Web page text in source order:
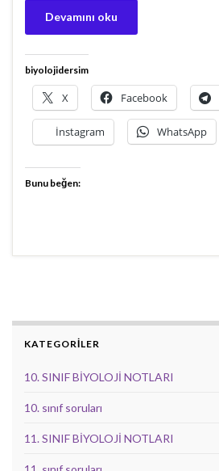
Devamını oku
biyolojidersim
X Facebook
İnstagram WhatsApp
Bunu beğen:
KATEGORİLER
10. SINIF BİYOLOJİ NOTLARI
10. sınıf soruları
11. SINIF BİYOLOJİ NOTLARI